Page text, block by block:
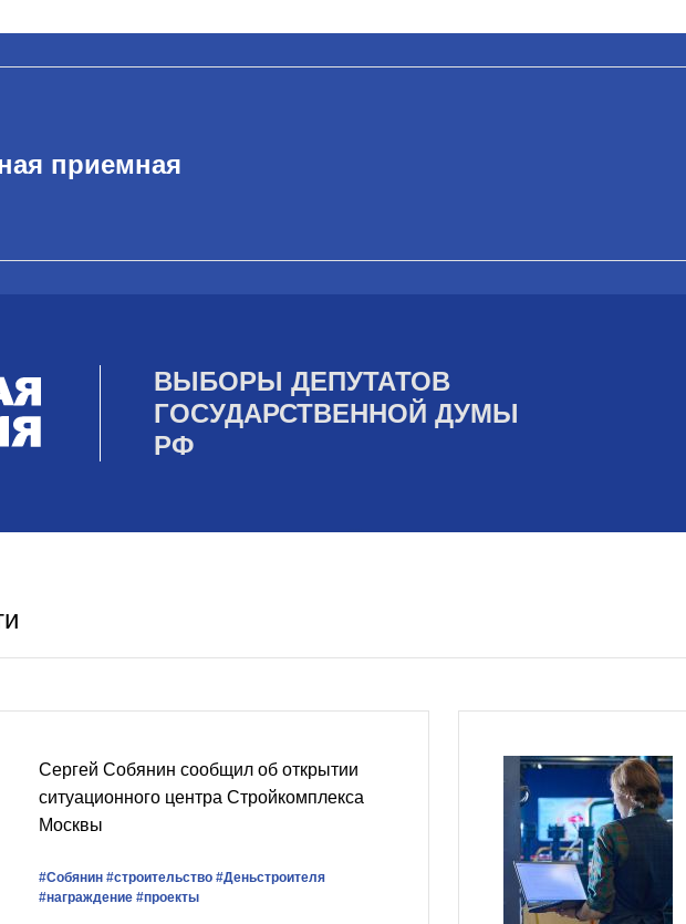
приемная
ВЫБОРЫ ДЕПУТАТОВ
ГОСУДАРСТВЕННОЙ ДУМЫ
РФ
Сергей Собянин сообщил об открытии
ситуационного центра Стройкомплекса
Москвы
#Собянин #строительство #Деньстроителя
#награждение #проекты